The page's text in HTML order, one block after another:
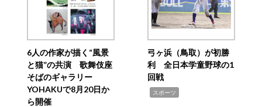
6人の作家が描く“風景
と猫”の共演 歌舞伎座
そばのギャラリー
YOHAKUで8月20日か
ら開催
弓ヶ浜（鳥取）が初勝
利 全日本学童野球の1
回戦
スポーツ